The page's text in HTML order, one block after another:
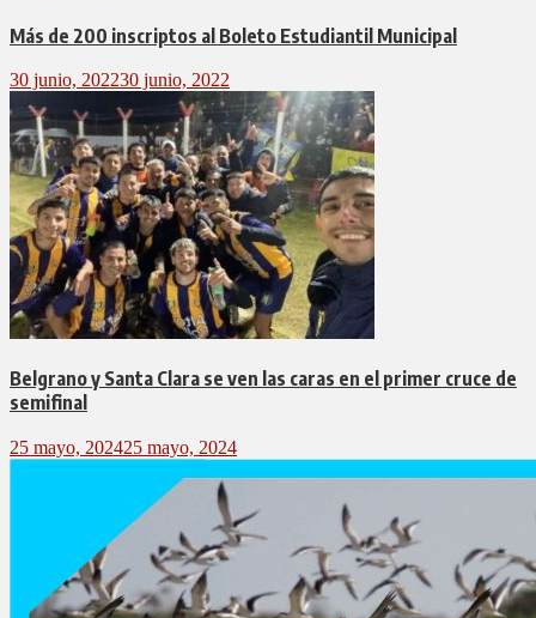
Más de 200 inscriptos al Boleto Estudiantil Municipal
30 junio, 202230 junio, 2022
Belgrano y Santa Clara se ven las caras en el primer cruce de
semifinal
25 mayo, 202425 mayo, 2024